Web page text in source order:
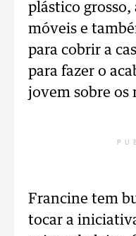
plástico grosso,
móveis e
para cobrir a
para fazer o
jovem sobre os
Francine tem
tocar a